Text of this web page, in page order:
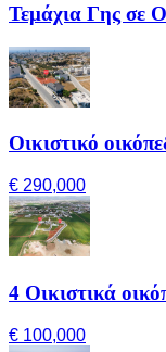
Τεμάχια Γης σε
Οικιστικό
€ 290,000
4 Οικιστικά
€ 100,000